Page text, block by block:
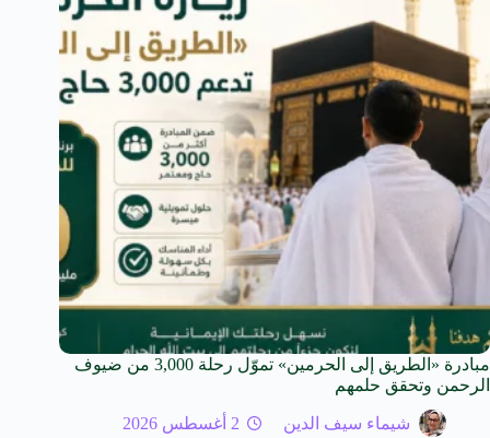
مبادرة «الطريق إلى الحرمين» تموّل رحلة 3,000 من ضيوف
الرحمن وتحقق حلمهم
شيماء سيف الدين
2 أغسطس 2026